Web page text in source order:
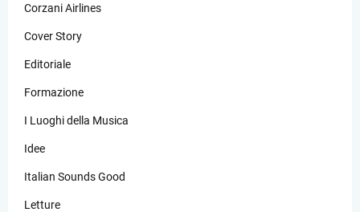
Corzani Airlines
Cover Story
Editoriale
Formazione
I Luoghi della Musica
Idee
Italian Sounds Good
Letture